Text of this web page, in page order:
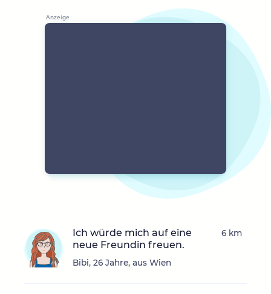
Ich würde mich auf eine
neue Freundin freuen.
Bibi, 26 Jahre, aus Wien
6 km